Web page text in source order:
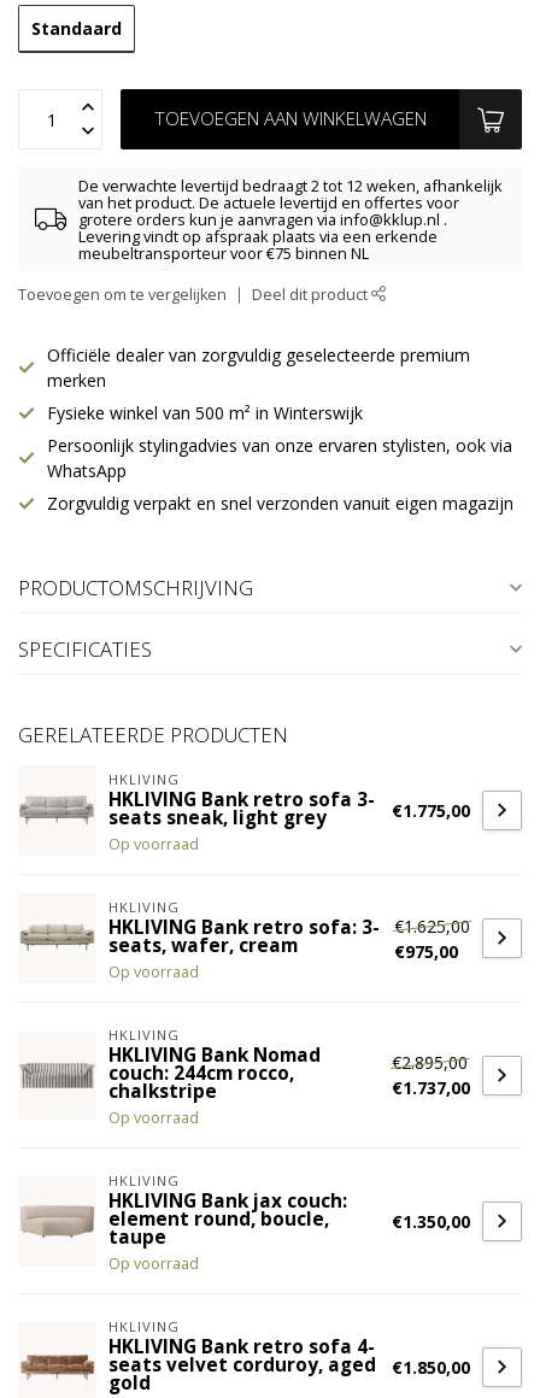
Standaard
TOEVOEGEN AAN WINKELWAGEN
De verwachte levertijd bedraagt 2 tot 12 weken, afhankelijk
van het product. De actuele levertijd en offertes voor
grotere orders kun je aanvragen via info@kklup.nl .
Levering vindt op afspraak plaats via een erkende
meubeltransporteur voor €75 binnen NL
Toevoegen om te vergelijken Deel dit product
Officiële dealer van zorgvuldig geselecteerde premium
merken
Fysieke winkel van 500 m² in Winterswijk
Persoonlijk stylingadvies van onze ervaren stylisten, ook via
WhatsApp
Zorgvuldig verpakt en snel verzonden vanuit eigen magazijn
PRODUCTOMSCHRIJVING
SPECIFICATIES
GERELATEERDE PRODUCTEN
HKLIVING
HKLIVING Bank retro sofa 3-
seats sneak, light grey
Op voorraad
€1.775,00
HKLIVING
HKLIVING Bank retro sofa: 3-
seats, wafer, cream
Op voorraad
€1.625,00
€975,00
HKLIVING
HKLIVING Bank Nomad
couch: 244cm rocco,
chalkstripe
Op voorraad
€2.895,00
€1.737,00
HKLIVING
HKLIVING Bank jax couch:
element round, boucle,
taupe
Op voorraad
€1.350,00
HKLIVING
HKLIVING Bank retro sofa 4-
seats velvet corduroy, aged
gold
€1.850,00